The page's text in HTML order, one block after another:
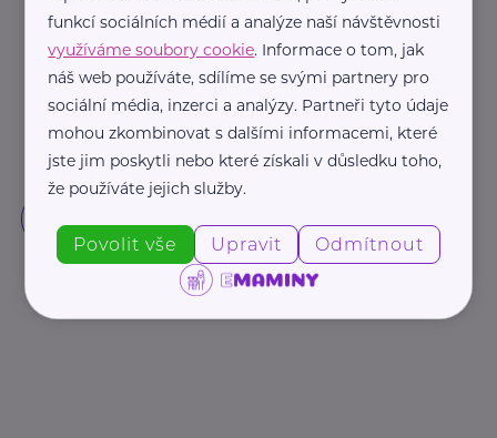
funkcí sociálních médií a analýze naší návštěvnosti
využíváme soubory cookie. Informace o tom, jak
náš web používáte, sdílíme se svými partnery pro
sociální média, inzerci a analýzy. Partneři tyto údaje
mohou zkombinovat s dalšími informacemi, které
jste jim poskytli nebo které získali v důsledku toho,
že používáte jejich služby.
Povolit vše Upravit Odmítnout